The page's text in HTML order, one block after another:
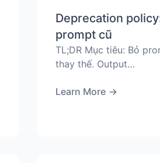
Deprecation
prompt cũ
TL;DR Mục tiêu: Bỏ
thay thế. Output…
Learn More →